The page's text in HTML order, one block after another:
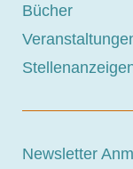
Bücher
Newsletter